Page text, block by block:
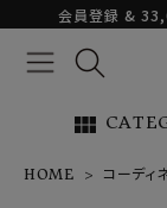
会員登録 &
view_module
HOME コーディ